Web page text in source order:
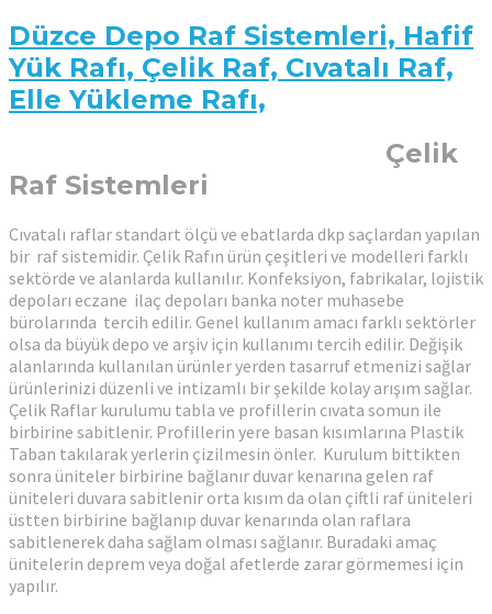
Düzce Depo Raf Sistemleri, Hafif
Yük Rafı, Çelik Raf, Cıvatalı Raf,
Elle Yükleme Rafı,
Çelik
Raf Sistemleri
Cıvatalı raflar standart ölçü ve ebatlarda dkp saçlardan yapılan
bir raf sistemidir. Çelik Rafın ürün çeşitleri ve modelleri farklı
sektörde ve alanlarda kullanılır. Konfeksiyon, fabrikalar, lojistik
depoları eczane ilaç depoları banka noter muhasebe
bürolarında tercih edilir. Genel kullanım amacı farklı sektörler
olsa da büyük depo ve arşiv için kullanımı tercih edilir. Değişik
alanlarında kullanılan ürünler yerden tasarruf etmenizi sağlar
ürünlerinizi düzenli ve intizamlı bir şekilde kolay arışım sağlar.
Çelik Raflar kurulumu tabla ve profillerin cıvata somun ile
birbirine sabitlenir. Profillerin yere basan kısımlarına Plastik
Taban takılarak yerlerin çizilmesin önler. Kurulum bittikten
sonra üniteler birbirine bağlanır duvar kenarına gelen raf
üniteleri duvara sabitlenir orta kısım da olan çiftli raf üniteleri
üstten birbirine bağlanıp duvar kenarında olan raflara
sabitlenerek daha sağlam olması sağlanır. Buradaki amaç
ünitelerin deprem veya doğal afetlerde zarar görmemesi için
yapılır.